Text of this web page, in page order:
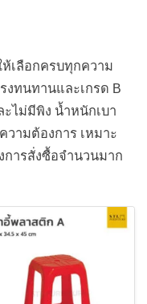
ห้เลือกครบทุกความ
งทนทานและเกรด B
ไม่มีพิง น้ำหนักเบา
ามต้องการ เหมาะ
ารสั่งซื้อจำนวนมาก